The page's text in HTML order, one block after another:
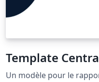
Template
Un modèle pour le